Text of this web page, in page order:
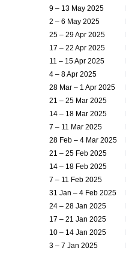
9 – 13 May 2025
2 – 6 May 2025
25 – 29 Apr 2025
17 – 22 Apr 2025
11 – 15 Apr 2025
4 – 8 Apr 2025
28 Mar – 1 Apr 2025
21 – 25 Mar 2025
14 – 18 Mar 2025
7 – 11 Mar 2025
28 Feb – 4 Mar 2025
21 – 25 Feb 2025
14 – 18 Feb 2025
7 – 11 Feb 2025
31 Jan – 4 Feb 2025
24 – 28 Jan 2025
17 – 21 Jan 2025
10 – 14 Jan 2025
3 – 7 Jan 2025